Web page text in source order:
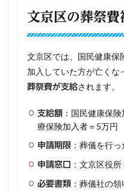
文京区の葬祭費
文京区では、国民健康保
加入していた方が亡くな
葬祭費が支給されます。
支給額 ：国民健康保
療保険加入者＝5万円
申請期限 ：葬儀を行
申請窓口 ：文京区役
必要書類 ：葬儀社の